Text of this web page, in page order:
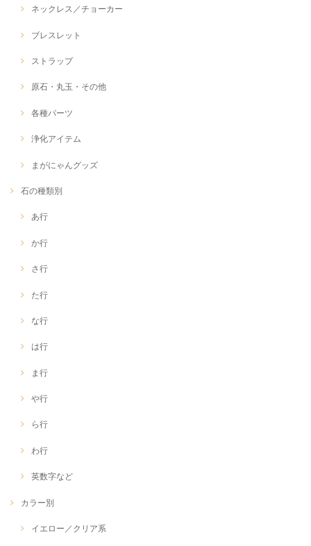
ネックレス／チョーカー
ブレスレット
ストラップ
原石・丸玉・その他
各種パーツ
浄化アイテム
まがにゃんグッズ
石の種類別
あ行
か行
さ行
た行
な行
は行
ま行
や行
ら行
わ行
英数字など
カラー別
イエロー／クリア系